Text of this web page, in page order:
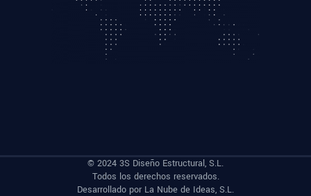
© 2024 3S Diseño Estructural, S.L.
Todos los derechos reservados.
Desarrollado por La Nube de Ideas, S.L.